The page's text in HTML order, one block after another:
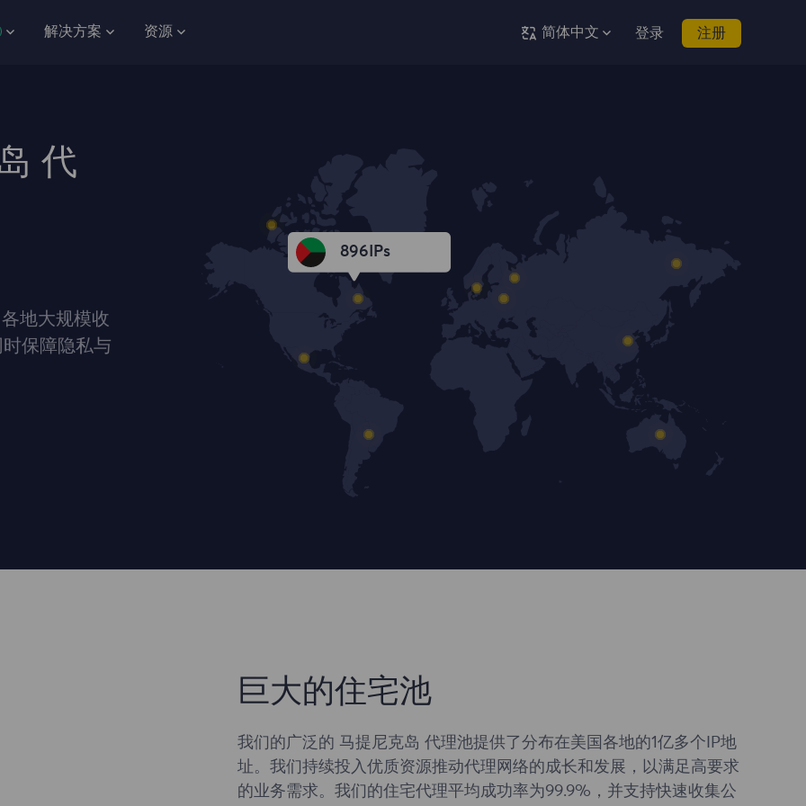
解决方案 资源 简体中文 登录 注册
代
地大规模收
保障隐私与
896 IPs
巨大的住宅池
我们的广泛的 马提尼克岛 代理池提供了分布在美国各地的1亿多个IP地
址。我们持续投入优质资源推动代理网络的成长和发展，以满足高要求
的业务需求。我们的住宅代理平均成功率为99.9%，并支持快速收集公